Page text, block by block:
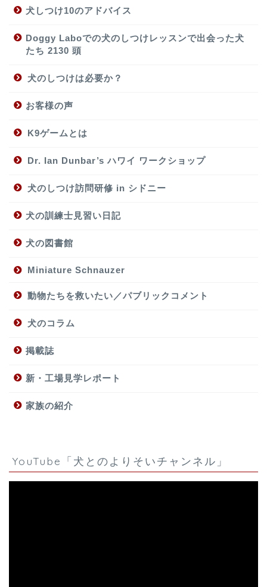
犬しつけ10のアドバイス
Doggy Laboでの犬のしつけレッスンで出会った犬
たち 2130 頭
犬のしつけは必要か？
お客様の声
K9ゲームとは
Dr. Ian Dunbar’s ハワイ ワークショップ
犬のしつけ訪問研修 in シドニー
犬の訓練士見習い日記
犬の図書館
Miniature Schnauzer
動物たちを救いたい／パブリックコメント
犬のコラム
掲載誌
新・工場見学レポート
家族の紹介
YouTube「犬とのよりそいチャンネル」